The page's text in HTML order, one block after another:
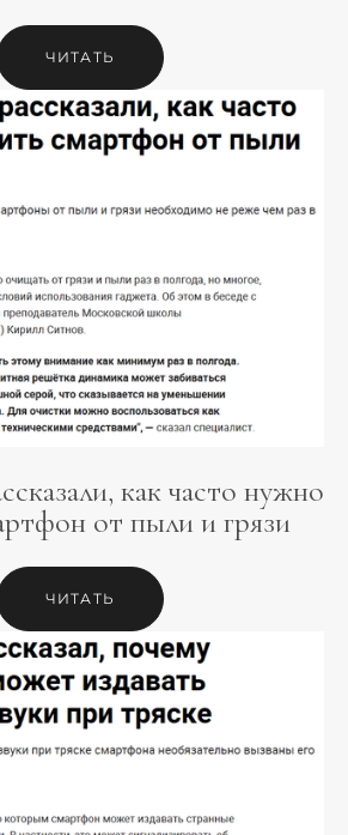
ЧИТАТЬ
как часто нужно
от пыли и грязи
ЧИТАТЬ